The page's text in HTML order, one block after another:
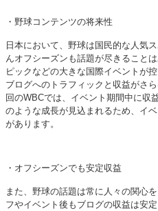
・野球コンテンツの将来性
日本において、野球は国民的な人気
んオフシーズンも話題が尽きること
ピックなどの大きな国際イベントが
ブログへのトラフィックと収益がさ
回のWBCでは、イベント期間中に収
のような成長が見込まれるため、イ
があります。
・オフシーズンでも安定収益
また、野球の話題は常に人々の関心
フやイベント後もブログの収益は安